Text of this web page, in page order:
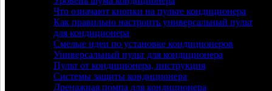
Что означают кнопки на пульте кондиционера
Как правильно настроить универсальный пульт
для кондиционера
Смелые идеи по установке кондиционеров
Универсальный пульт для кондиционера
Пульт от кондиционера, инструкция
Системы защиты кондиционера
Дренажная помпа для кондиционера